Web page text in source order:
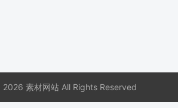
素材网站 All Rights Reserved